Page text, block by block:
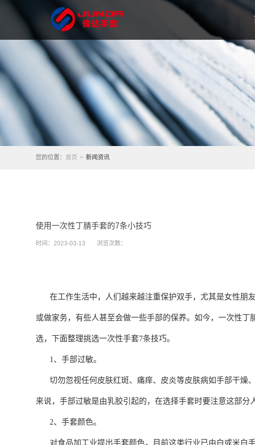
您的位置： 首页 > 新闻资讯
使用一次性丁腈手套的7条小技巧
时间： 2023-03-13 浏览次数：
在工作生活中，人们越来越注重保护双手，尤其是女性朋
或做家务，有些人甚至会做一些手部的保养。如今，一次性丁
选，下面整理挑选一次性手套7条技巧。
1、手部过敏。
切勿忽视任何皮肤红斑、痛痒、皮炎等皮肤病如手部干燥
来说，手部过敏是由乳胶引起的，在选择手套时要注意这部分
2、手套颜色。
对食品加工业提出手套颜色，目前这类行业已由白或米白